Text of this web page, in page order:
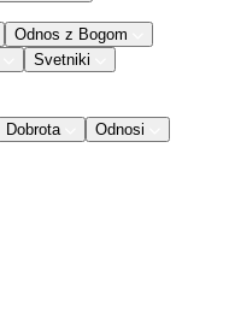
Odnos z Bogom
Svetniki
Dobrota
Odnosi